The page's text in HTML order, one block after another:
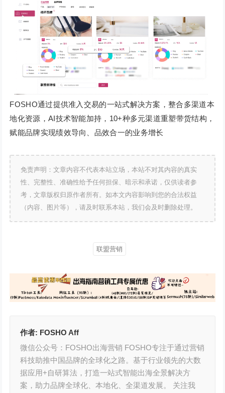
FOSHO通过提供准入交易的一站式解决方案，整合多渠道本
地化资源，AI技术智能加持，10+种多元渠道重塑带货结构，
赋能品牌实现绩效导向、品效合一的业务增长
免责声明：文章内容不代表本站立场，本站不对其内容的真实
性、完整性、准确性给予任何担保、暗示和承诺，仅供读者参
考，文章版权归原作者所有。如本文内容影响到您的合法权益
（内容、图片等），请及时联系本站，我们会及时删除处理。
联盟营销
作者: FOSHO Aff
微信公众号：FOSHO出海营销 FOSHO专注于通过营销
科技助推中国品牌的全球化之路。基于行业领先的大数
据应用+自研算法，打造一站式智能出海全景解决方
案，助力品牌全球化、本地化、全渠道发展。 关注我